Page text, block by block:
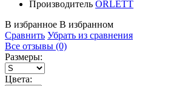
Производитель ORLETT
В избранное В избранном
Сравнить Убрать из сравнения
Все отзывы (0)
Размеры:
Цвета: